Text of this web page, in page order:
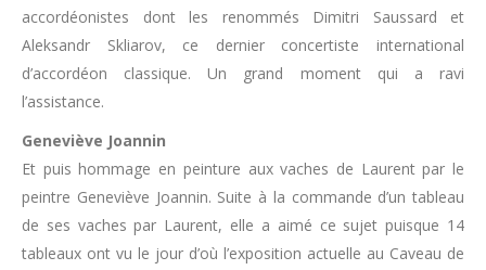
accordéonistes dont les renommés Dimitri Saussard et
Aleksandr Skliarov, ce dernier concertiste international
d’accordéon classique. Un grand moment qui a ravi
l’assistance.
Geneviève Joannin
Et puis hommage en peinture aux vaches de Laurent par le
peintre Geneviève Joannin. Suite à la commande d’un tableau
de ses vaches par Laurent, elle a aimé ce sujet puisque 14
tableaux ont vu le jour d’où l’exposition actuelle au Caveau de